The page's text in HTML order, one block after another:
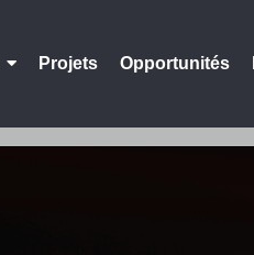
Projets Opportunités